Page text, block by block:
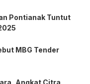
Pontianak Tuntut
MBG Tender
Angkat Citra